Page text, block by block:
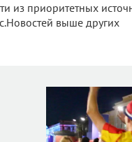
из приоритетных
выше других